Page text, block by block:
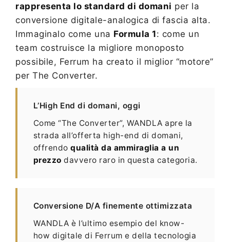
rappresenta lo standard di domani per la
conversione digitale-analogica di fascia alta.
Immaginalo come una Formula 1: come un
team costruisce la migliore monoposto
possibile, Ferrum ha creato il miglior “motore”
per The Converter.
L’High End di domani, oggi
Come “The Converter”, WANDLA apre la
strada all’offerta high-end di domani,
offrendoqualità da ammiraglia a un
prezzo davvero raro in questa categoria.
Conversione D/A finemente ottimizzata
WANDLA è l’ultimo esempio del know-
how digitale di Ferrum e della tecnologia